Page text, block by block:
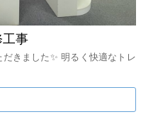
事
きました✨ 明るく快適なトレ